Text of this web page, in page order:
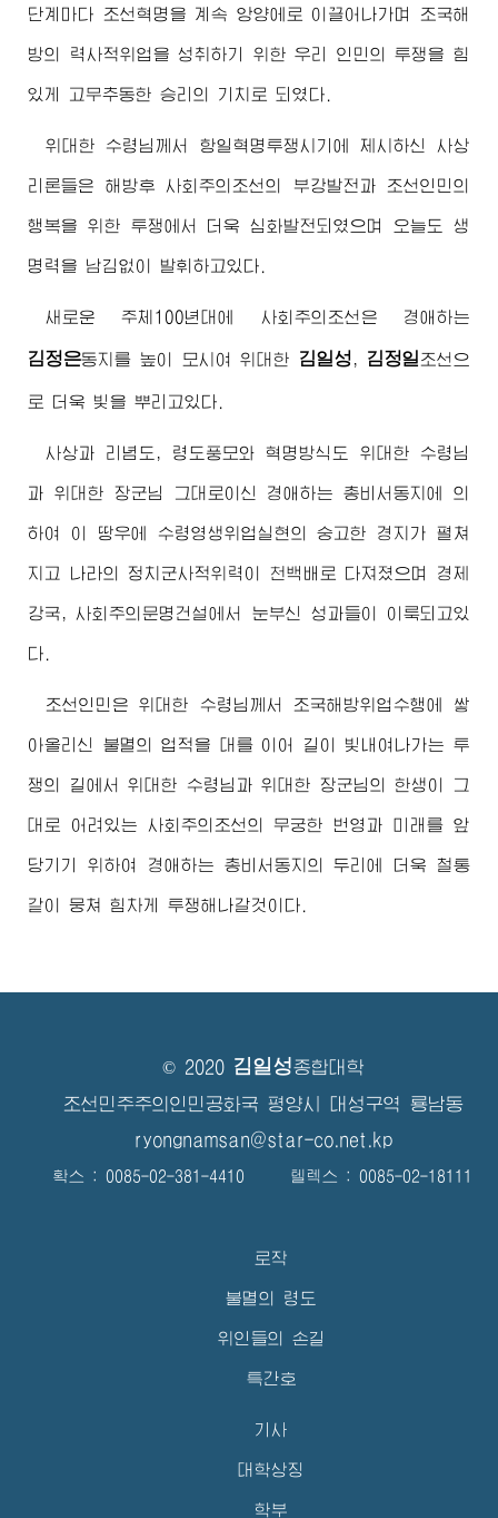
단계마다 조선혁명을 계속 앙양에로 이끌어나가며 조국해
방의 력사적위업을 성취하기 위한 우리 인민의 투쟁을 힘
있게 고무추동한 승리의 기치로 되였다.
위대한 수령님께서 항일혁명투쟁시기에 제시하신 사상
리론들은 해방후 사회주의조선의 부강발전과 조선인민의
행복을 위한 투쟁에서 더욱 심화발전되였으며 오늘도 생
명력을 남김없이 발휘하고있다.
새로운 주체100년대에 사회주의조선은 경애하는
김정은동지 를 높이 모시여위대한 김일성 , 김정일 조선으
로 더욱 빛을 뿌리고있다.
사상과 리념도, 령도풍모와 혁명방식도 위대한 수령님
과 위대한 장군님 그대로이신 경애하는 총비서동지에 의
하여 이 땅우에 수령 영생위업실현의 숭고한 경지가 펼쳐
지고 나라의 정치군사적위력이 천백배로 다져졌으며 경제
강국, 사회주의문명건설에서 눈부신 성과들이 이룩되고있
다.
조선인민은위대한 수령님께서 조국해방위업수행에 쌓
아올리신 불멸의 업적을 대를 이어 길이 빛내여나가는 투
쟁의 길에서위대한 수령님 과위대한 장군님 의 한생이 그
대로 어려있는 사회주의조선의 무궁한 번영과 미래를 앞
당기기 위하여 경애하는 총비서동지 의 두리에 더욱 철통
같이 뭉쳐 힘차게 투쟁해나갈것이다.
© 2020 김일성종합대학
조선민주주의인민공화국 평양시 대성구역 룡남동
ryongnamsan@star-co.net.kp
확스 : 0085-02-381-4410 텔렉스 : 0085-02-18111
로작
불멸의 령도
위인들의 손길
특간호
기사
대학상징
학부